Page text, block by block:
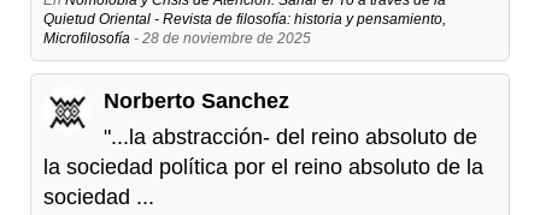
Quietud Oriental - Revista de filosofía: historia y pensamiento,
Microfilosofía - 28 de noviembre de 2025
Norberto Sanchez
"...la abstracción- del reino absoluto de
la sociedad política por el reino absoluto de la
sociedad ...